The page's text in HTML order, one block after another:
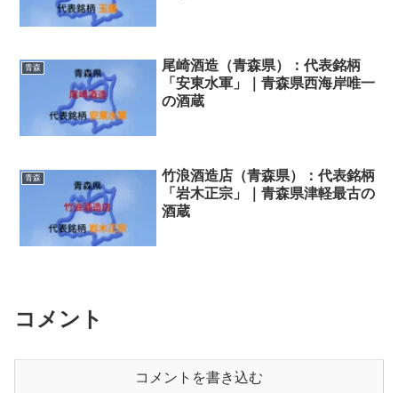
青森
尾崎酒造（青森県）：代表銘柄
「安東水軍」｜青森県西海岸唯一
の酒蔵
青森
竹浪酒造店（青森県）：代表銘柄
「岩木正宗」｜青森県津軽最古の
酒蔵
コメント
コメントを書き込む